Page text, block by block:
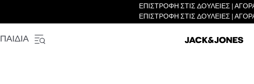
ΕΠΙΣΤΡΟΦΗ ΣΤΙΣ ΔΟΥΛΕΙΕΣ |
ΕΠΙΣΤΡΟΦΗ ΣΤΙΣ ΔΟΥΛΕΙΕΣ |
ΠΑΙΔΙΑ